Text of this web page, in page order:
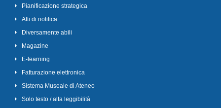
Pianificazione strategica
Atti di notifica
Diversamente abili
Magazine
E-learning
Fatturazione elettronica
Sistema Museale di Ateneo
Solo testo / alta leggibilità